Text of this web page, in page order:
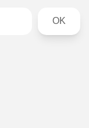
Rechercher